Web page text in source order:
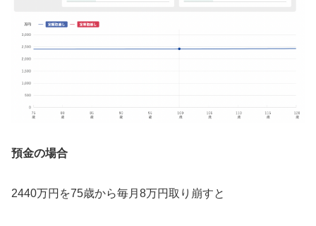
預金の場合
2440万円を75歳から毎月8万円取り崩すと